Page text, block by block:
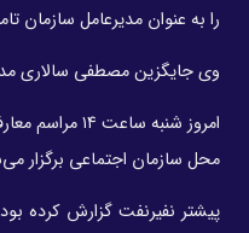
را به عنوان مدیرعامل سازمان
وی جایگزین مصطفی سالاری
امروز شنبه
محل سازمان اجتماعی برگزار
پیشتر نفیرنفت گزارش کرده بود